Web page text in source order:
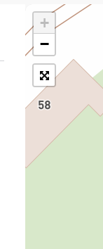
Поштові
+
−